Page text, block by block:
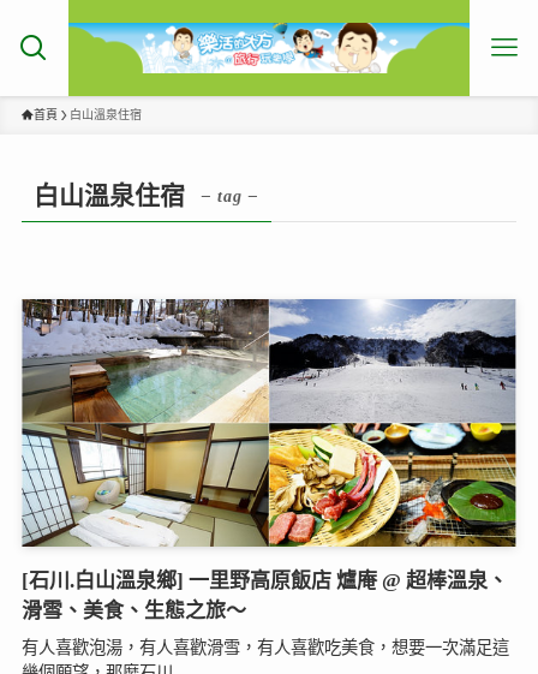
首頁 白山溫泉住宿
白山溫泉住宿 – tag –
[石川.白山溫泉鄉] 一里野高原飯店 爐庵 @ 超棒溫泉、
滑雪、美食、生態之旅～
有人喜歡泡湯，有人喜歡滑雪，有人喜歡吃美食，想要一次滿足這